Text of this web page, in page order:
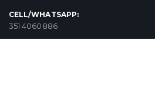
CELL/WHATSAPP:
351 4060886